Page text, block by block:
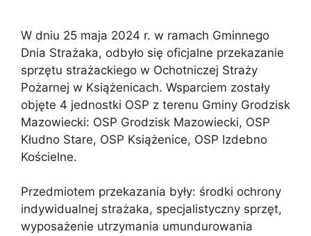
W dniu 25 maja 2024 r. w ramach Gminnego
Dnia Strażaka, odbyło się oficjalne przekazanie
sprzętu strażackiego w Ochotniczej Straży
Pożarnej w Książenicach. Wsparciem zostały
objęte 4 jednostki OSP z terenu Gminy Grodzisk
Mazowiecki: OSP Grodzisk Mazowiecki, OSP
Kłudno Stare, OSP Książenice, OSP Izdebno
Kościelne.
Przedmiotem przekazania były: środki ochrony
indywidualnej strażaka, specjalistyczny sprzęt,
wyposażenie utrzymania umundurowania